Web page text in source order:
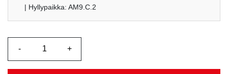
| Hyllypaikka: AM9.C.2